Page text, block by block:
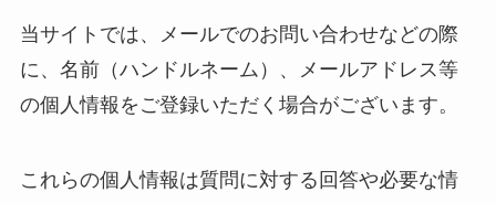
当サイトでは、メールでのお問い合わせなどの際
に、名前（ハンドルネーム）、メールアドレス等
の個人情報をご登録いただく場合がございます。
これらの個人情報は質問に対する回答や必要な情